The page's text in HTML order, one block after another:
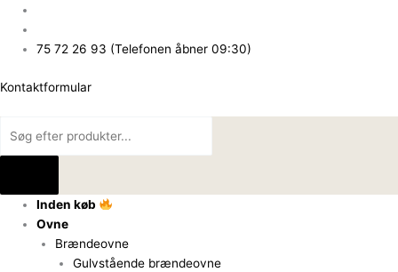
indholdet75 72 26 93 (Telefonen åbner 09:30)
Kontaktformular
Products
search
Inden køb
Ovne
Brændeovne
Gulvstående brændeovne
Products
search